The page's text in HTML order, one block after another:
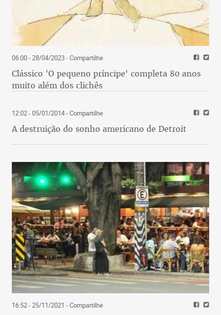
06:00 - 28/04/2023- Compartilhe
Clássico 'O pequeno príncipe' completa 80 anos
muito além dos clichês
12:02 - 05/01/2014- Compartilhe
A destruição do sonho americano de Detroit
16:52 - 25/11/2021 - Compartilhe